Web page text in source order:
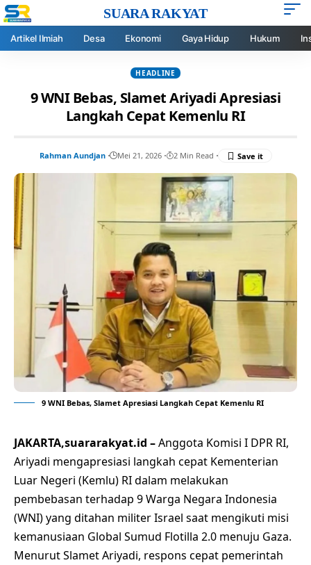
SUARA RAKYAT
Artikel Ilmiah Desa Ekonomi Gaya Hidup Hukum
HEADLINE
9 WNI Bebas, Slamet Ariyadi Apresiasi
Langkah Cepat Kemenlu RI
Rahman Aundjan Mei 21, 2026 2 Min Read
9 WNI Bebas, Slamet Apresiasi Langkah Cepat Kemenlu RI
JAKARTA,suararakyat.id –Anggota Komisi I DPR RI,
Ariyadi mengapresiasi langkah cepat Kementerian
Luar Negeri (Kemlu) RI dalam melakukan
pembebasan terhadap 9 Warga Negara Indonesia
(WNI) yang ditahan militer Israel saat mengikuti misi
kemanusiaan Global Sumud Flotilla 2.0 menuju Gaza.
Menurut Slamet Ariyadi, respons cepat pemerintah